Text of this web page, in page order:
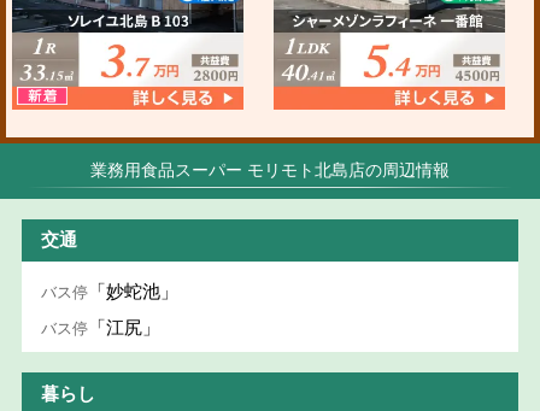
業務用食品スーパー モリモト北島店の周辺情報
交通
バス停 「妙蛇池」
バス停 「江尻」
暮らし